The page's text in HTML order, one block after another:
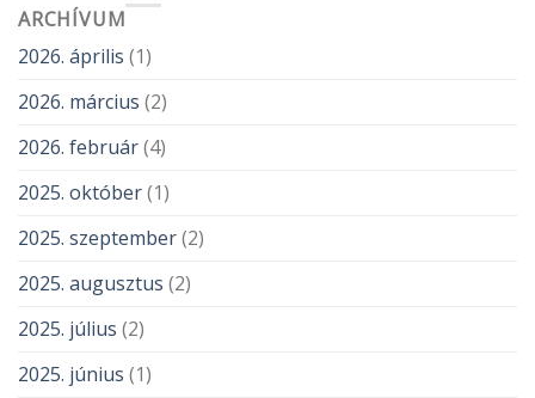
ARCHÍVUM
2026. április (1)
2026. március (2)
2026. február(4)
2025. október(1)
2025. szeptember(2)
2025. augusztus (2)
2025. július (2)
2025. június (1)